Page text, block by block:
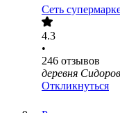
Сеть
4.3
•
246 отзывов
деревня
Откликнуться